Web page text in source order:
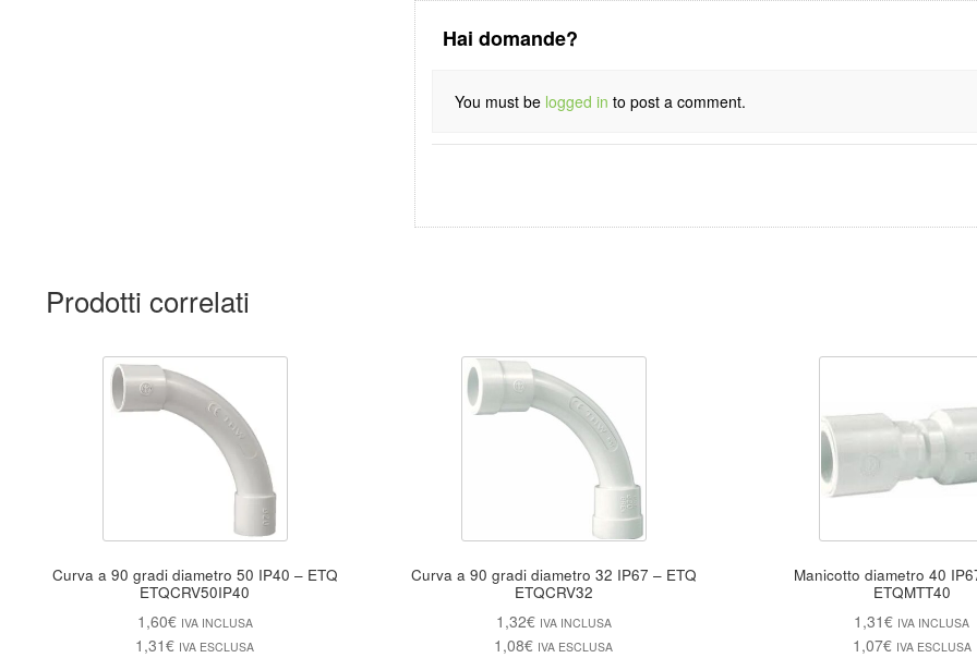
Hai domande?
You must be logged in to post a comment.
Prodotti correlati
Curva a 90 gradi diametro 50 IP40 – ETQ
ETQCRV50IP40
1,60€ IVA INCLUSA
1,31€ IVA ESCLUSA
Curva a 90 gradi diametro 32 IP67 – ETQ
ETQCRV32
1,32€ IVA INCLUSA
1,08€ IVA ESCLUSA
Manicotto diametro 40 IP67 –
ETQMTT40
1,31€ IVA INCLUSA
1,07€ IVA ESCLUSA